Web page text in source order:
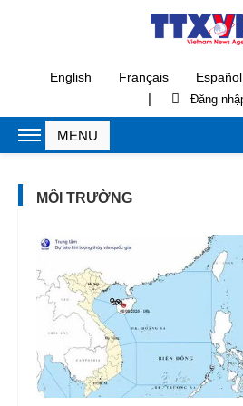
English Français Español
|
MÔI TRƯỜNG